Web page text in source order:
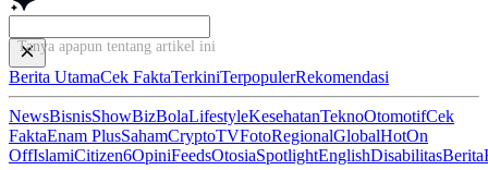
Tanya apapun tentang artikel ini..
Berita UtamaCek FaktaTerkiniTerpopulerRekomendasi
NewsBisnisShowBizBolaLifestyleKesehatanTeknoOtomotifCek
FaktaEnam PlusSahamCryptoTVFotoRegionalGlobalHotOn
OffIslamiCitizen6OpiniFeedsOtosiaSpotlightEnglishDisabilitasBerita